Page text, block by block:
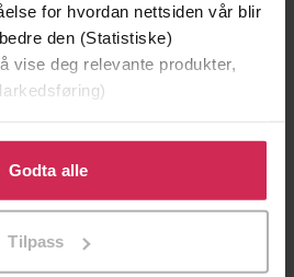
for hvordan nettsiden vår blir
den (Statistiske)
vise deg relevante produkter,
å gi oss ditt samtykke til å
formålene. Du kan også
spesifikke formål ved å klikke
Godta alle
Tilpass
349,-
Elena
Stig Ellingsen